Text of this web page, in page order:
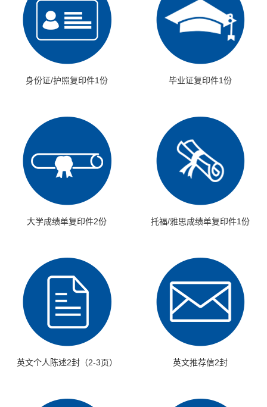
身份证/护照复印件1份 毕业证复印件1份
大学成绩单复印件2份 托福/雅思成绩单复印件1份
英文个人陈述2封（2-3页） 英文推荐信2封